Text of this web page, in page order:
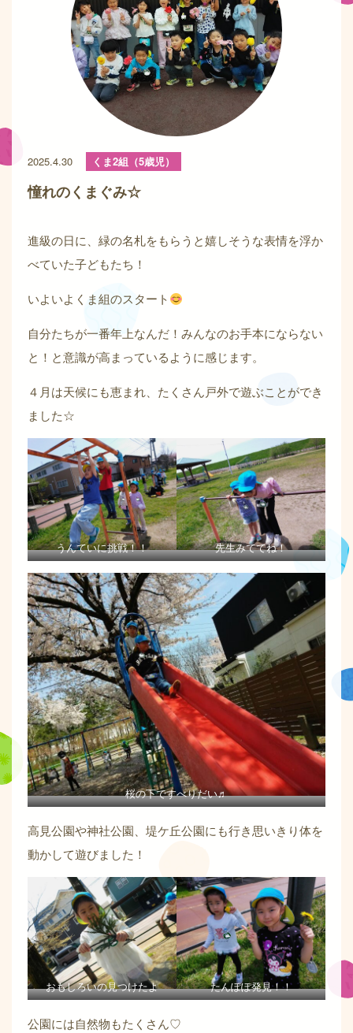
2025.4.30 くま2組（5歳児）
憧れのくまぐみ☆
進級の日に、緑の名札をもらうと嬉しそうな表情を浮か
べていた子どもたち！
いよいよくま組のスタート
自分たちが一番年上なんだ！みんなのお手本にならない
と！と意識が高まっているように感じます。
４月は天候にも恵まれ、たくさん戸外で遊ぶことができ
ました☆
うんていに挑戦！！ 先生みててね！
桜の下ですべりだい♬
高見公園や神社公園、堤ケ丘公園にも行き思いきり体を
動かして遊びました！
おもしろいの見つけたよ たんぽぽ発見！！
公園には自然物もたくさん♡